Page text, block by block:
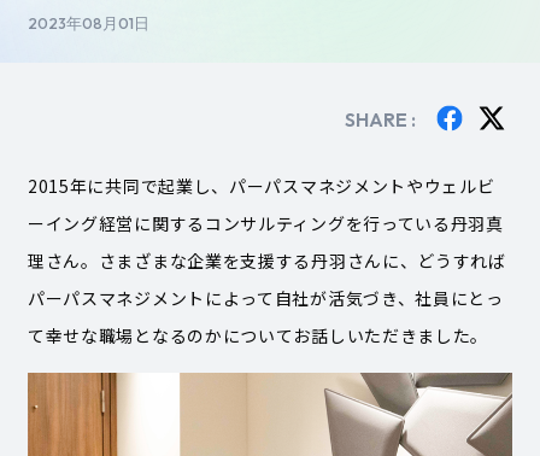
2023年08月01日
SHARE :
2015年に共同で起業し、パーパスマネジメントやウェルビ
ーイング経営に関するコンサルティングを行っている丹羽真
理さん。さまざまな企業を支援する丹羽さんに、どうすれば
パーパスマネジメントによって自社が活気づき、社員にとっ
て幸せな職場となるのかについてお話しいただきました。